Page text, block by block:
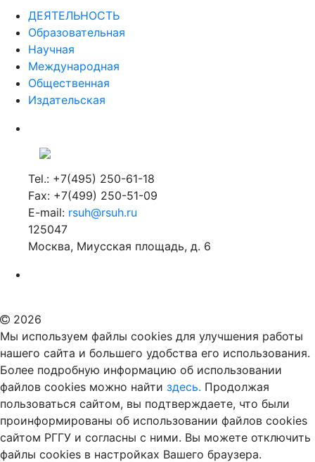
ДЕЯТЕЛЬНОСТЬ
Образовательная
Научная
Международная
Общественная
Издательская
Tel.: +7(495) 250-61-18
Fax: +7(499) 250-51-09
E-mail: rsuh@rsuh.ru
125047
Москва, Миусская площадь, д. 6
2026
Мы используем файлы cookies для улучшения работы
нашего сайта и большего удобства его использования.
Более подробную информацию об использовании
файлов cookies можно найти здесь. Продолжая
пользоваться сайтом, вы подтверждаете, что были
проинформированы об использовании файлов cookies
сайтом РГГУ и согласны с ними. Вы можете отключить
файлы cookies в настройках Вашего браузера.